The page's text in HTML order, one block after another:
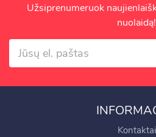
Užsiprenumeruok
nuolaidą!
Kontaktai